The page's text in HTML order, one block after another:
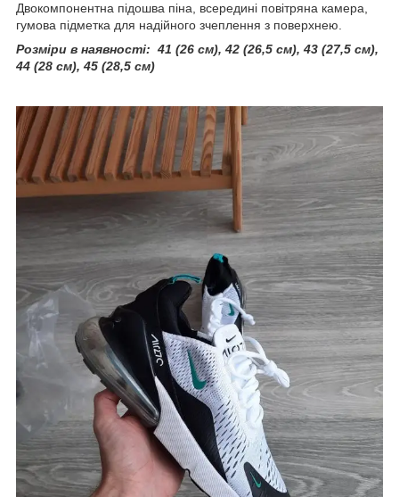
Двокомпонентна підошва піна, всередині повітряна камера,
гумова підметка для надійного зчеплення з поверхнею.
Розміри в наявності: 41 (26 см), 42 (26,5 см), 43 (27,5 см),
44 (28 см), 45 (28,5 см)